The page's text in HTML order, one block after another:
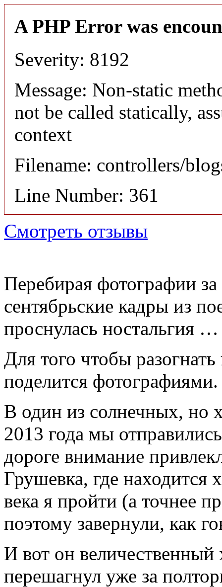
A PHP Error was
Severity: 8192
Message: Non-static
not be called statically,
context
Filename: controllers/
Line Number: 361
Смотреть отзывы
Перебирая фотографии
сентябрьские кадры из
проснулась ностальгия
Для того чтобы
поделится фотографиями.
В один из солнечных, но
2013 года мы
дороге внимание
Грушевка, где
века я пройти (а точнее
поэтому завернули, как
И вот он величественный
перешагнул уже за